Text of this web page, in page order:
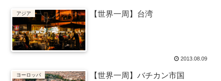
アジア 【世界一周】台湾
2013.08.09
ヨーロッパ 【世界一周】バチカン市国